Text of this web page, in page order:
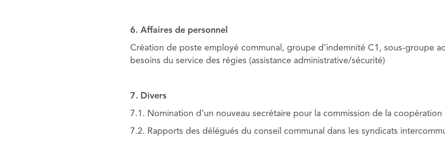
6. Affaires de personnel
Création de poste employé communal, groupe d’indemnité C1, sous-groupe
besoins du service des régies (assistance administrative/sécurité)
7. Divers
7.1. Nomination d’un nouveau secrétaire pour la commission de la coopération
7.2. Rapports des délégués du conseil communal dans les syndicats